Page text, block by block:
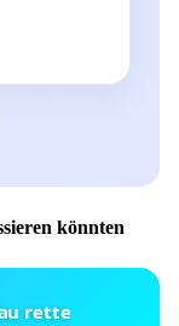
könnten
rette